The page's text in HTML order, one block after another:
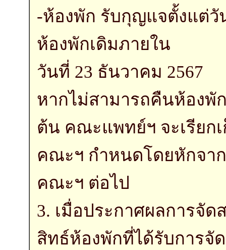
-ห้องพัก รับกุญแจตั้งแต่วั
ห้องพักเดิมภายใน
วันที่ 23 ธันวาคม 2567
หากไม่สามารถคืนห้องพั
ต้น คณะแพทย์ฯ จะเรียก
คณะฯ กำหนดโดยหักจา
คณะฯ ต่อไป
3. เมื่อประกาศผลการจัด
สิทธ์ห้องพักที่ได้รับการจั